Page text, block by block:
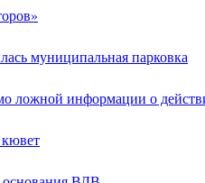
муниципальная парковка
ложной информации о